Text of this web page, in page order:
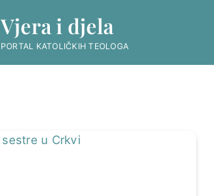
Vjera i djela
PORTAL KATOLIČKIH TEOLOGA